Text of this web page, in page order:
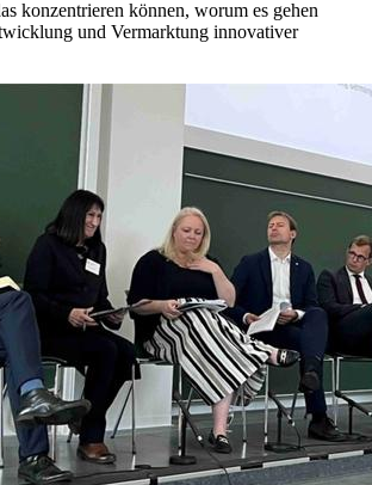
konzentrieren können, worum es gehen
und Vermarktung innovativer